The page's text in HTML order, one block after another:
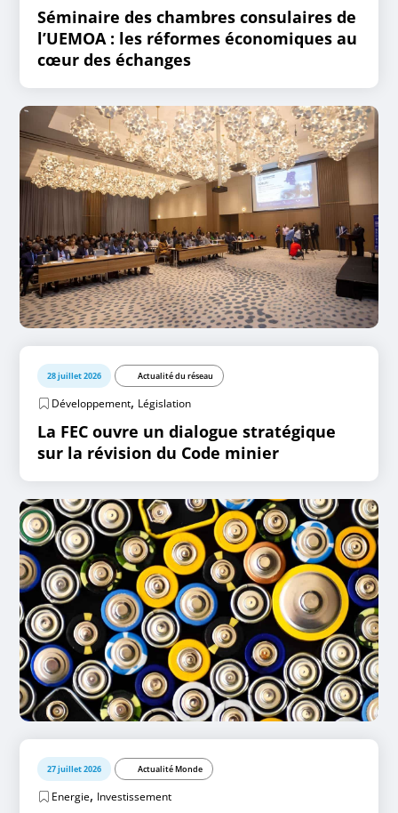
Séminaire des chambres consulaires de
l’UEMOA : les réformes économiques au
cœur des échanges
28 juillet 2026 Actualité du réseau
Développement, Législation
La FEC ouvre un dialogue stratégique
sur la révision du Code minier
27 juillet 2026 Actualité Monde
Energie, Investissement